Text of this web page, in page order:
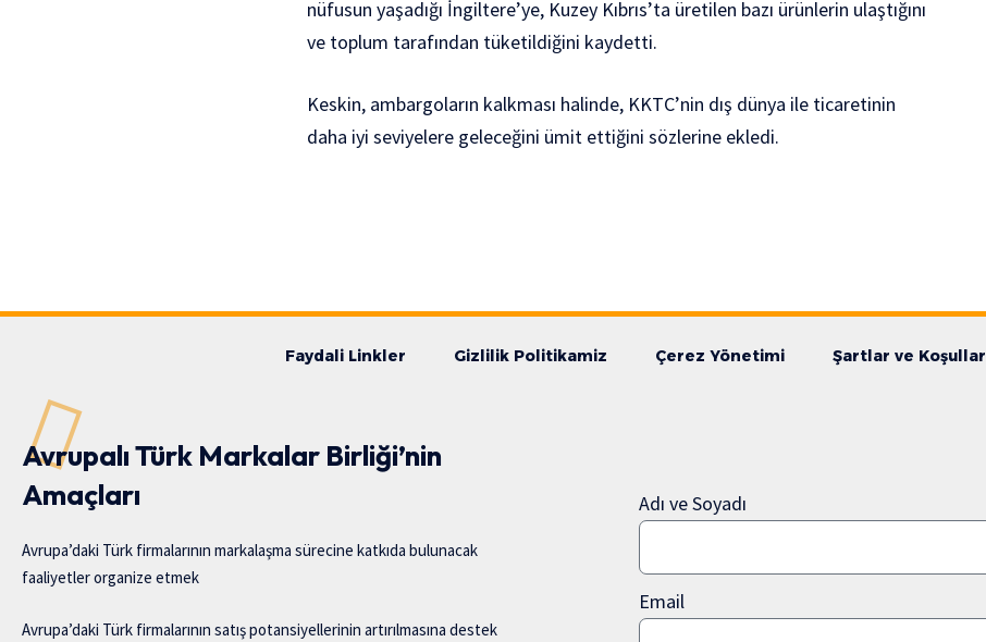
nüfusun yaşadığı İngiltere’ye, Kuzey Kıbrıs’ta üretilen bazı ürünlerin ulaştığını
ve toplum tarafından tüketildiğini kaydetti.
Keskin, ambargoların kalkması halinde, KKTC’nin dış dünya ile ticaretinin
daha iyi seviyelere geleceğini ümit ettiğini sözlerine ekledi.
Faydali Linkler Gizlilik Politikamiz Çerez Yönetimi Şartlar ve Koşullar
Avrupalı Türk Markalar Birliği’nin
Amaçları
Avrupa’daki Türk firmalarının markalaşma sürecine katkıda bulunacak
faaliyetler organize etmek
Avrupa’daki Türk firmalarının satış potansiyellerinin artırılmasına destek
Adı ve Soyadı
Email